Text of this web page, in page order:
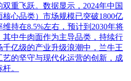
重飞跃。数据显示，2024年中国
心品类）市场规模已突破1800亿
持在8.5%左右，预计到2030年将
其中牛肉面作为主导品类，持续行
千亿级的产业升级浪潮中，兰牛王
艺的坚守与现代化运营的创新，成
。